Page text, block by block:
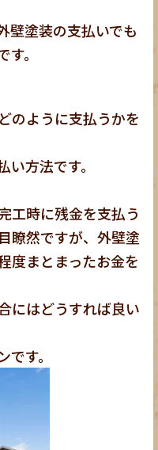
壁塗装の支払いでも
。
のように支払うかを
方法です。
工時に残金を支払う
瞭然ですが、外壁塗
度まとまったお金を
にはどうすれば良い
す。